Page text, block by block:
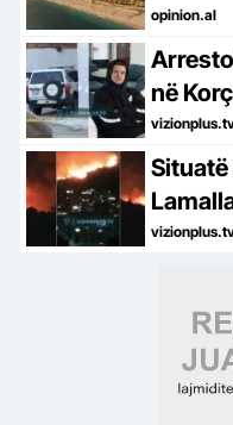
opinion.al
në
apel